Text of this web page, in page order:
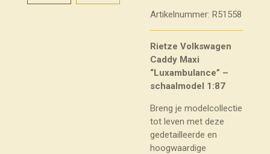
Artikelnummer: R51558
Rietze Volkswagen
Caddy Maxi
“Luxambulance” –
schaalmodel 1:87
Breng je modelcollectie
tot leven met deze
gedetailleerde en
hoogwaardige